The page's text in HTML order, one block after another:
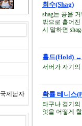
제남자
회수(Shag)
shag는 공을
밖으로 흩어진
시 말하면
홀드(Hold)
서버가 자기의
확률 테니스
타구나 경기
엇을 어떻게